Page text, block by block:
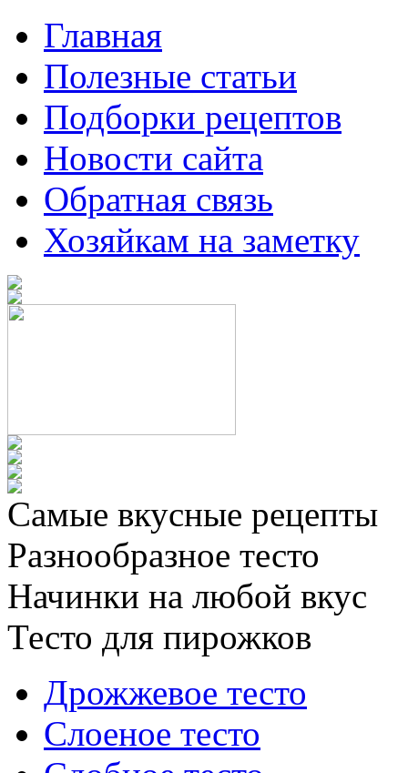
Главная
Полезные статьи
Подборки рецептов
Новости сайта
Обратная связь
Хозяйкам на заметку
Самые вкусные рецепты
Разнообразное тесто
Начинки на любой вкус
Тесто для пирожков
Дрожжевое тесто
Слоеное тесто